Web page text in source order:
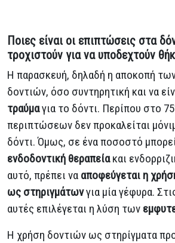
Ποιες είναι οι επιπτώσεις στα
τροχιστούν για να υποδεχτούν
Η παρασκευή, δηλαδή η αποκοπή
δοντιών, όσο συντηρητική και να
τραύμαγια το δόντι. Περίπου στο
περιπτώσεων δεν προκαλείται
δόντι. Όμως, σε ένα ποσοστό
ενδοδοντική θεραπείακαι
αυτό, πρέπει να αποφεύγεται η
ως στηριγμάτωνγια μία γέφυρα.
αυτές επιλέγεται η λύση των
Η χρήση δοντιών ως στηρίγματα